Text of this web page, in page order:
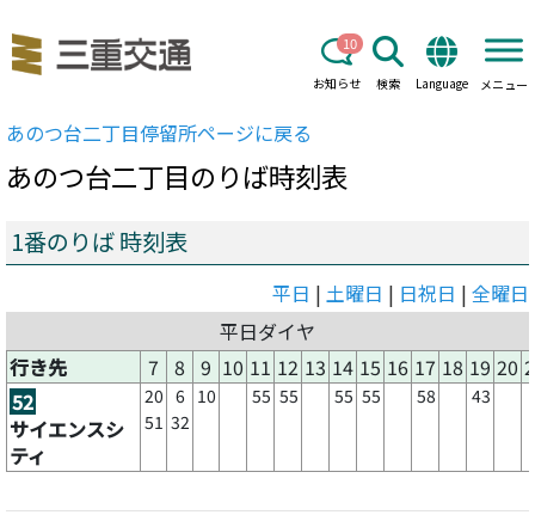
お知らせ
10
検索 Language メニュー
あのつ台二丁目停留所ページに戻る
あのつ台二丁目のりば時刻表
1番のりば 時刻表
平日 | 土曜日 | 日祝日 | 全曜日
平日ダイヤ
行き先
7 8 9 10 11 12 13 14 15 16 17 18 19 20
52
サイエンスシ
ティ
20
51
6
32
10 55 55 55 55 58 43